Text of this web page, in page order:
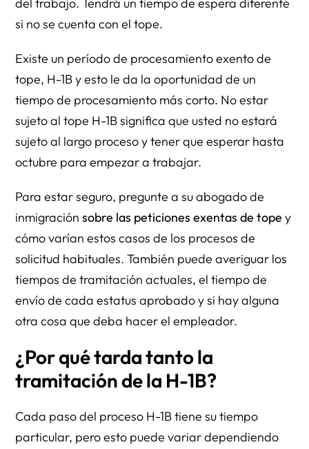
si no se cuenta con el tope.
Existe un período de procesamiento exento de
tope, H-1B y esto le da la oportunidad de un
tiempo de procesamiento más corto. No estar
sujeto al tope H-1B significa que usted no estará
sujeto al largo proceso y tener que esperar hasta
octubre para empezar a trabajar.
Para estar seguro, pregunte a su abogado de
inmigraciónsobre las peticiones exentas de tope y
cómo varían estos casos de los procesos de
solicitud habituales. También puede averiguar los
tiempos de tramitación actuales, el tiempo de
envío de cada estatus aprobado y si hay alguna
otra cosa que deba hacer el empleador.
¿Por qué tarda tanto la
tramitación de la H-1B?
Cada paso del proceso H-1B tiene su tiempo
particular, pero esto puede variar dependiendo